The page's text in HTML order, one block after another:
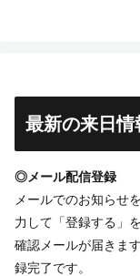
最新の来日情
◎メール配信登録
メールでのお知らせ
力して「登録する」
確認メールが届きま
録完了です。